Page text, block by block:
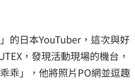
的日本YouTuber，這次與好
，發現活動現場的機台，
乖」，他將照片PO網並逗趣